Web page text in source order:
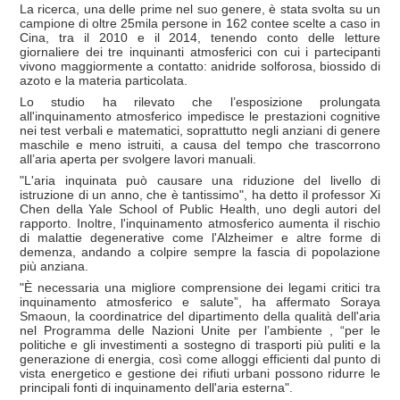
La ricerca, una delle prime nel suo genere, è stata svolta su un
campione di oltre 25mila persone in 162 contee scelte a caso in
Cina, tra il 2010 e il 2014, tenendo conto delle letture
giornaliere dei tre inquinanti atmosferici con cui i partecipanti
vivono maggiormente a contatto: anidride solforosa, biossido di
azoto e la materia particolata.
Lo studio ha rilevato che l’esposizione prolungata
all'inquinamento atmosferico impedisce le prestazioni cognitive
nei test verbali e matematici, soprattutto negli anziani di genere
maschile e meno istruiti, a causa del tempo che trascorrono
all’aria aperta per svolgere lavori manuali.
"L'aria inquinata può causare una riduzione del livello di
istruzione di un anno, che è tantissimo", ha detto il professor Xi
Chen della Yale School of Public Health, uno degli autori del
rapporto. Inoltre, l'inquinamento atmosferico aumenta il rischio
di malattie degenerative come l'Alzheimer e altre forme di
demenza, andando a colpire sempre la fascia di popolazione
più anziana.
"È necessaria una migliore comprensione dei legami critici tra
inquinamento atmosferico e salute”, ha affermato Soraya
Smaoun, la coordinatrice del dipartimento della qualità dell'aria
nel Programma delle Nazioni Unite per l’ambiente , “per le
politiche e gli investimenti a sostegno di trasporti più puliti e la
generazione di energia, così come alloggi efficienti dal punto di
vista energetico e gestione dei rifiuti urbani possono ridurre le
principali fonti di inquinamento dell'aria esterna".